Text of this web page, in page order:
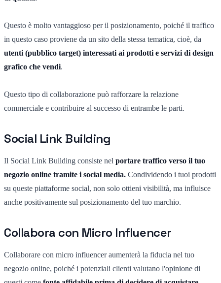
Questo è molto vantaggioso per il posizionamento, poiché il traffico
in questo caso proviene da un sito della stessa tematica, cioè, da
utenti (pubblico target) interessati ai prodotti e servizi di design
grafico che vendi.
Questo tipo di collaborazione può rafforzare la relazione
commerciale e contribuire al successo di entrambe le parti.
Social Link Building
Il Social Link Building consiste nel portare traffico verso il tuo
negozio online tramite i social media. Condividendo i tuoi prodotti
su queste piattaforme social, non solo ottieni visibilità, ma influisce
anche positivamente sul posizionamento del tuo marchio.
Collabora con Micro Influencer
Collaborare con micro influencer aumenterà la fiducia nel tuo
negozio online, poiché i potenziali clienti valutano l'opinione di